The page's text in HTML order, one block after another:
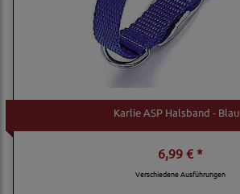
Karlie ASP Halsband - Blau
6,99 € *
Verschiedene Ausführungen